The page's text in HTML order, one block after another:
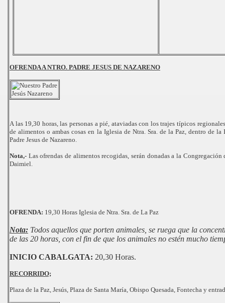
OFRENDA A NTRO. PADRE JESUS DE NAZARENO
A las 19,30 horas, las personas a pié, ataviadas con los trajes típicos
de alimentos o ambas cosas en la Iglesia de Ntra. Sra. de la Paz, dentro de
Padre Jesus de Nazareno.
Nota,- Las ofrendas de alimentos recogidas, serán donadas a la Congregación
Daimiel.
OFRENDA: 19,30 Horas Iglesia de Ntra. Sra. de La Paz
Nota: Todos aquellos que porten animales, se ruega que la
de las 20 horas, con el fin de que los animales no estén mucho
INICIO CABALGATA: 20,30 Horas.
RECORRIDO;
Plaza de la Paz, Jesús, Plaza de Santa María, Obispo Quesada, Fontecha y